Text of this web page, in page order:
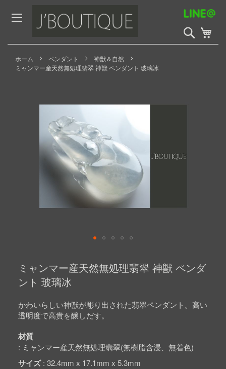
to
Content
検
索
開
ホーム ペンダント
神獣＆自然
ミャンマー産天然無処理翡翠 神獣 ペンダント 玻璃冰
beginning
images
gallery
ミャンマー産天然無処理翡翠 神獣 ペンダ
ント 玻璃冰
かわいらしい神獣が彫り出された翡翠ペンダント。高い
透明度で高貴を醸しだす。
材質
ミャンマー産天然無処理翡翠(無樹脂含浸、無着色)
サイズ 32.4mm x 17.1mm x 5.3mm